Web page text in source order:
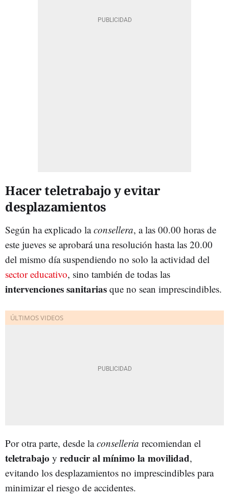
Hacer teletrabajo y evitar
desplazamientos
Según ha explicado laconsellera, a las 00.00 horas de
este jueves se aprobará una resolución hasta las 20.00
del mismo día suspendiendo no solo la actividad del
sector educativo, sino también de todas las
intervenciones sanitarias que no sean imprescindibles.
Por otra parte, desde laconselleria recomiendan el
teletrabajo y reducir al mínimo la movilidad,
evitando los desplazamientos no imprescindibles para
minimizar el riesgo de accidentes.